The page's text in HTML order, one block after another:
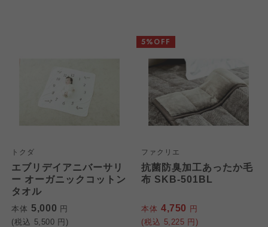
トクダ
エブリデイアニバーサリ
ー オーガニックコットン
タオル
本体 5,000 円
(税込 5,500 円)
ファクリエ
抗菌防臭加工あったか毛
布 SKB-501BL
本体 4,750 円
(税込 5,225 円)
5%OFF